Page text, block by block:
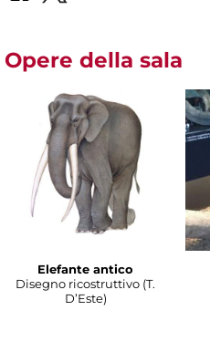
Opere della sala
Elefante antico
Disegno ricostruttivo (T.
D’Este)